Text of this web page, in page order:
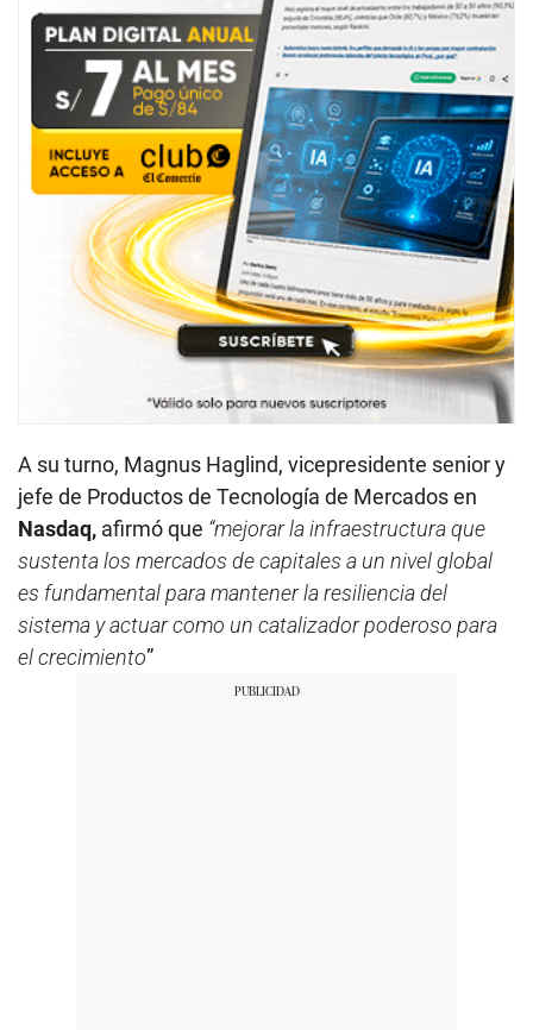
A su turno, Magnus Haglind, vicepresidente senior y
jefe de Productos de Tecnología de Mercados en
Nasdaq, afirmó que “mejorar la infraestructura que
sustenta los mercados de capitales a un nivel global
es fundamental para mantener la resiliencia del
sistema y actuar como un catalizador poderoso para
el crecimiento”